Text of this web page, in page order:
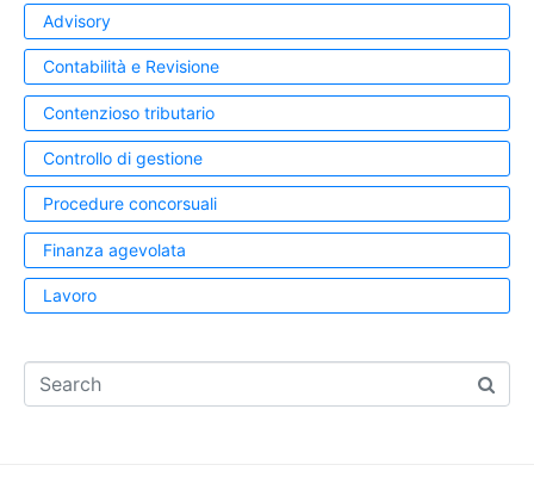
Advisory
Contabilità e Revisione
Contenzioso tributario
Controllo di gestione
Procedure concorsuali
Finanza agevolata
Lavoro